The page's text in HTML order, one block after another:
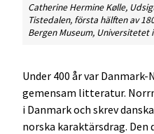
Catherine Hermine Kølle,
Tistedalen, första hälften av
Bergen Museum, Universitetet
Under 400 år var
gemensam litteratur.
i Danmark och skrev
norska karaktärsdrag. Den